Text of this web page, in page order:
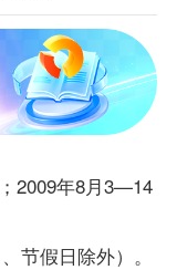
2009年8月3—14
假日除外）。